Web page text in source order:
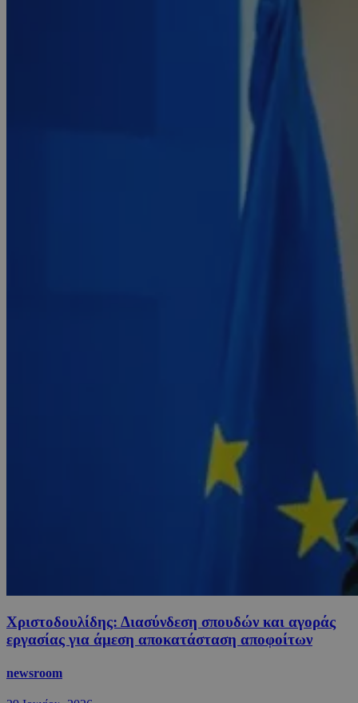
Χριστοδουλίδης: Διασύνδεση σπουδών και αγοράς
εργασίας για άμεση αποκατάσταση αποφοίτων
newsroom